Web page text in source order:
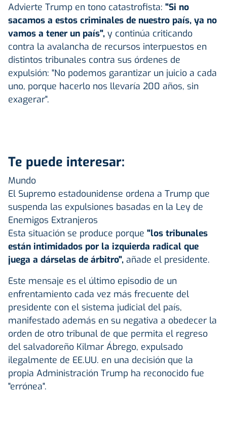
Advierte Trump en tono catastrofista: "Si no
sacamos a estos criminales de nuestro país, ya no
vamos a tener un país", y continúa criticando
contra la avalancha de recursos interpuestos en
distintos tribunales contra sus órdenes de
expulsión: "No podemos garantizar un juicio a cada
uno, porque hacerlo nos llevaría 200 años, sin
exagerar".
Te puede interesar:
Mundo
El Supremo estadounidense ordena a Trump que
suspenda las expulsiones basadas en la Ley de
Enemigos Extranjeros
Esta situación se produce porque "los tribunales
están intimidados por la izquierda radical que
juega a dárselas de árbitro", añade el presidente.
Este mensaje es el último episodio de un
enfrentamiento cada vez más frecuente del
presidente con el sistema judicial del país,
manifestado además en su negativa a obedecer la
orden de otro tribunal de que permita el regreso
del salvadoreño Kilmar Ábrego, expulsado
ilegalmente de EE.UU. en una decisión que la
propia Administración Trump ha reconocido fue
"errónea".